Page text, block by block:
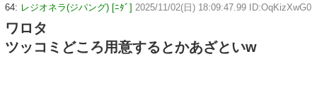
64: レジオネラ(ジパング) [ﾆﾀﾞ] 2025/11/02(日) 18:09:47.99 ID:OqKizXwG0
ワロタ
ツッコミどころ用意するとかあざといw